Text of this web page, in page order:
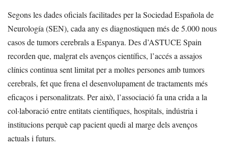
Segons les dades oficials facilitades per la Sociedad Española de
Neurología (SEN), cada any es diagnostiquen més de 5.000 nous
casos de tumors cerebrals a Espanya. Des d’ASTUCE Spain
recorden que, malgrat els avenços científics, l’accés a assajos
clínics continua sent limitat per a moltes persones amb tumors
cerebrals, fet que frena el desenvolupament de tractaments més
eficaços i personalitzats. Per això, l’associació fa una crida a la
col·laboració entre entitats científiques, hospitals, indústria i
institucions perquè cap pacient quedi al marge dels avenços
actuals i futurs.